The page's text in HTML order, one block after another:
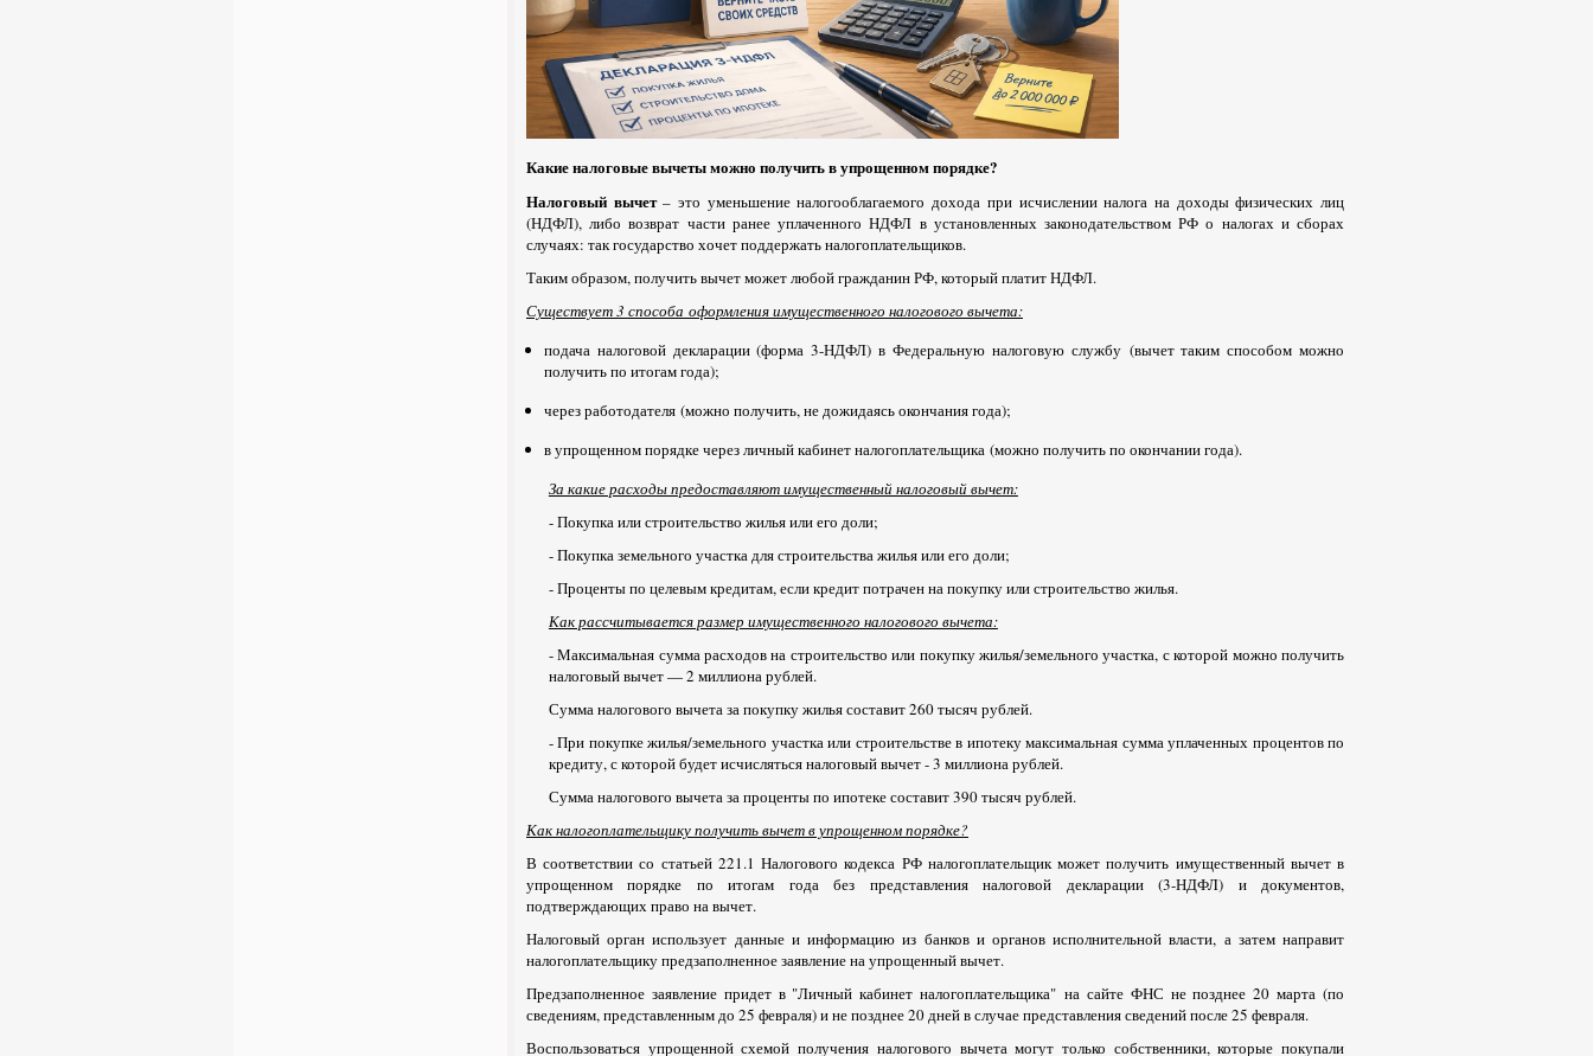
Какие налоговые вычеты можно получить в упрощенном порядке?
Налоговый вычет– это уменьшение налогооблагаемого дохода при исчислении налога на доходы физических лиц
(НДФЛ), либо возврат части ранее уплаченного НДФЛ в установленных законодательством РФ о налогах и сборах
случаях: так государство хочет поддержать налогоплательщиков.
Таким образом, получить вычет может любой гражданин РФ, который платит НДФЛ.
Существует 3 способа оформления имущественного налогового вычета:
подача налоговой декларации (форма 3-НДФЛ) в Федеральную налоговую службу (вычет таким способом можно
получить по итогам года);
через работодателя (можно получить, не дожидаясь окончания года);
в упрощенном порядке через личный кабинет налогоплательщика (можно получить по окончании года).
За какие расходы предоставляют имущественный налоговый вычет:
- Покупка или строительство жилья или его доли;
- Покупка земельного участка для строительства жилья или его доли;
- Проценты по целевым кредитам, если кредит потрачен на покупку или строительство жилья.
Как рассчитывается размер имущественного налогового вычета:
- Максимальная сумма расходов на строительство или покупку жилья/земельного участка, с которой можно получить
налоговый вычет — 2 миллиона рублей.
Сумма налогового вычета за покупку жилья составит 260 тысяч рублей.
- При покупке жилья/земельного участка или строительстве в ипотеку максимальная сумма уплаченных процентов по
кредиту, с которой будет исчисляться налоговый вычет - 3 миллиона рублей.
Сумма налогового вычета за проценты по ипотеке составит 390 тысяч рублей.
Как налогоплательщику получить вычет в упрощенном порядке?
В соответствии со статьей 221.1 Налогового кодекса РФ налогоплательщик может получить имущественный вычет в
упрощенном порядке по итогам года без представления налоговой декларации (3-НДФЛ) и документов,
подтверждающих право на вычет.
Налоговый орган использует данные и информацию из банков и органов исполнительной власти, а затем направит
налогоплательщику предзаполненное заявление на упрощенный вычет.
Предзаполненное заявление придет в "Личный кабинет налогоплательщика" на сайте ФНС не позднее 20 марта (по
сведениям, представленным до 25 февраля) и не позднее 20 дней в случае представления сведений после 25 февраля.
Воспользоваться упрощенной схемой получения налогового вычета могут только собственники, которые покупали